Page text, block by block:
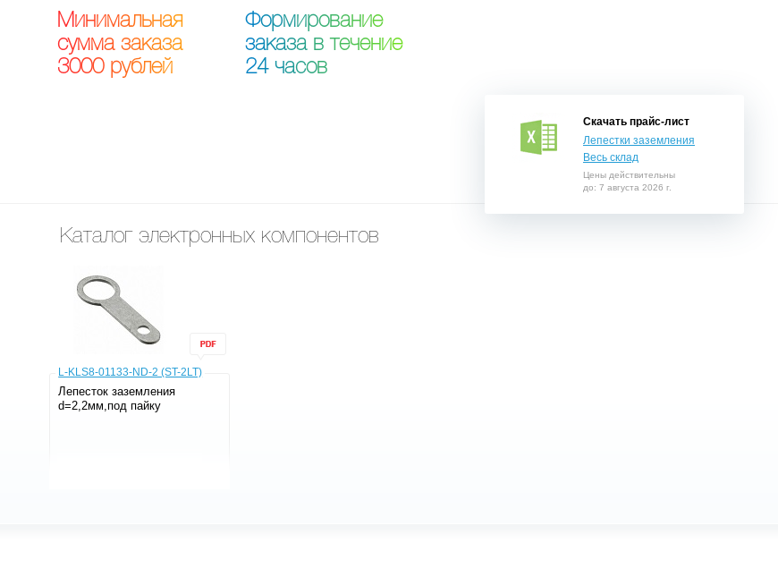
Минимальная
сумма заказа
3000 рублей
Формирование
заказа в течение
24 часов
Скачать прайс-лист
Лепестки заземления
Весь склад
Цены действительны
до: 7 августа 2026 г.
Каталог электронных компонентов
L-KLS8-01133-ND-2 (ST-2LT)
Лепесток заземления
d=2,2мм,под пайку